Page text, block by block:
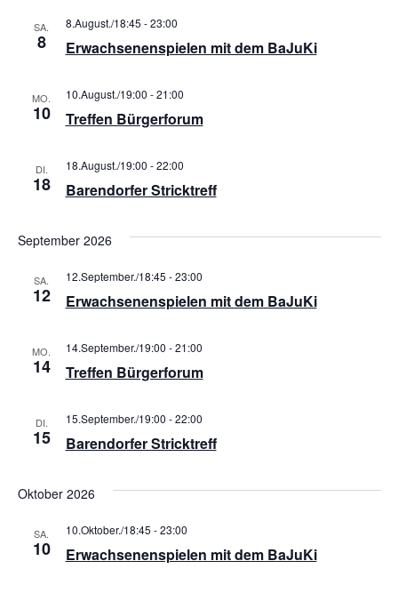
SA.
8 Erwachsenenspielen mit dem BaJuKi
8.August./18:45 -23:00
MO.
10 Treffen Bürgerforum
10.August./19:00 -21:00
DI.
18 Barendorfer Stricktreff
18.August./19:00 -22:00
September 2026
SA.
12 Erwachsenenspielen mit dem BaJuKi
12.September./18:45 -23:00
MO.
14 Treffen Bürgerforum
14.September./19:00 -21:00
DI.
15 Barendorfer Stricktreff
15.September./19:00 -22:00
Oktober 2026
SA.
10 Erwachsenenspielen mit dem BaJuKi
10.Oktober./18:45 -23:00